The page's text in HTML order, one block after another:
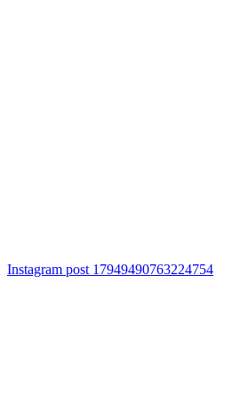
Instagram post 17949490763224754